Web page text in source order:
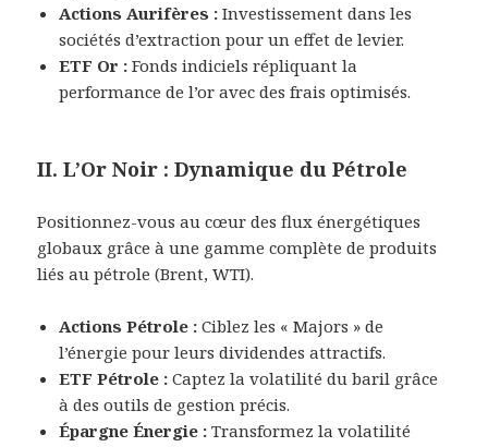
Actions Aurifères : Investissement dans les
sociétés d’extraction pour un effet de levier.
ETF Or : Fonds indiciels répliquant la
performance de l’or avec des frais optimisés.
II. L’Or Noir : Dynamique du Pétrole
Positionnez-vous au cœur des flux énergétiques
globaux grâce à une gamme complète de produits
liés au pétrole (Brent, WTI).
Actions Pétrole : Ciblez les « Majors » de
l’énergie pour leurs dividendes attractifs.
ETF Pétrole : Captez la volatilité du baril grâce
à des outils de gestion précis.
Épargne Énergie : Transformez la volatilité